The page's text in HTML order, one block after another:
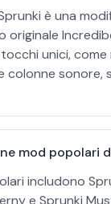
è una
originale
unici, come
colonne sonore,
mod popolari
includono
e Sprunki